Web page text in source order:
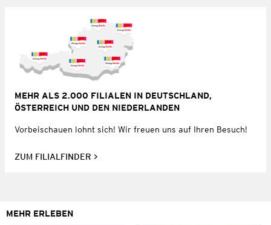
MEHR ALS 2.000 FILIALEN IN DEUTSCHLAND,
ÖSTERREICH UND DEN NIEDERLANDEN
Vorbeischauen lohnt sich! Wir freuen uns auf Ihren Besuch!
ZUM FILIALFINDER
MEHR ERLEBEN